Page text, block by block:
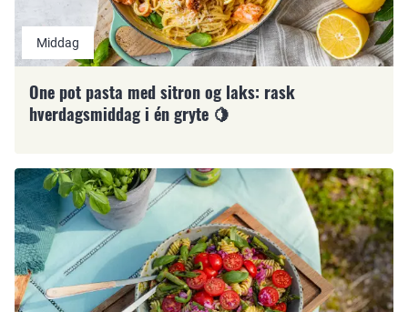
Middag
One pot pasta med sitron og laks: rask
hverdagsmiddag i én gryte 🍋